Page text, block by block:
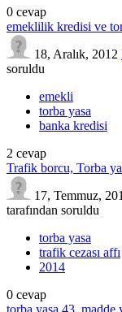
0 cevap
emeklilik kredisi ve
18, Aralık, 2012
soruldu
emekli
torba yasa
banka kredisi
2 cevap
Trafik borcu, Torba
17, Temmuz,
tarafından soruldu
torba yasa
trafik cezası affı
2014
0 cevap